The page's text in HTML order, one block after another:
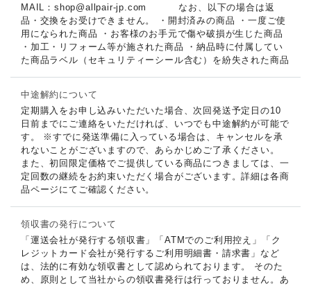
MAIL：shop@allpair-jp.com なお、以下の場合は返
品・交換をお受けできません。 ・開封済みの商品 ・一度ご使
用になられた商品 ・お客様のお手元で傷や破損が生じた商品
・加工・リフォーム等が施された商品 ・納品時に付属してい
た商品ラベル（セキュリティーシール含む）を紛失された商品
中途解約について
定期購入をお申し込みいただいた場合、次回発送予定日の10
日前までにご連絡をいただければ、いつでも中途解約が可能で
す。 ※すでに発送準備に入っている場合は、キャンセルを承
れないことがございますので、あらかじめご了承ください。
また、初回限定価格でご提供している商品につきましては、一
定回数の継続をお約束いただく場合がございます。詳細は各商
品ページにてご確認ください。
領収書の発行について
「運送会社が発行する領収書」「ATMでのご利用控え」「ク
レジットカード会社が発行するご利用明細書・請求書」など
は、法的に有効な領収書として認められております。 そのた
め、原則として当社からの領収書発行は行っておりません。あ